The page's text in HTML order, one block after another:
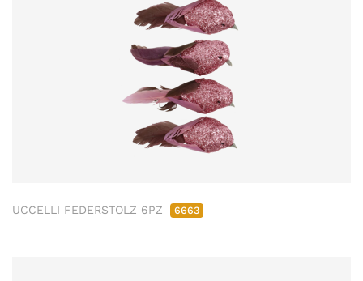
UCCELLI FEDERSTOLZ 6PZ 6663